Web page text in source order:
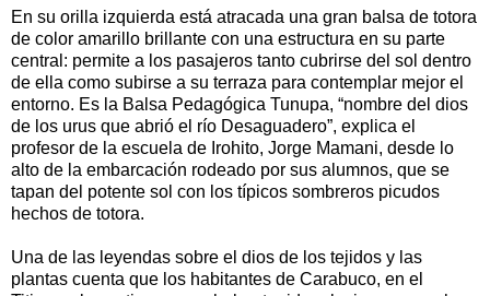
En su orilla izquierda está atracada una gran balsa de totora
de color amarillo brillante con una estructura en su parte
central: permite a los pasajeros tanto cubrirse del sol dentro
de ella como subirse a su terraza para contemplar mejor el
entorno. Es la Balsa Pedagógica Tunupa, “nombre del dios
de los urus que abrió el río Desaguadero”, explica el
profesor de la escuela de Irohito, Jorge Mamani, desde lo
alto de la embarcación rodeado por sus alumnos, que se
tapan del potente sol con los típicos sombreros picudos
hechos de totora.
Una de las leyendas sobre el dios de los tejidos y las
plantas cuenta que los habitantes de Carabuco, en el